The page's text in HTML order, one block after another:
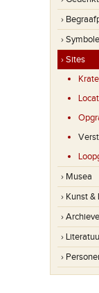
›
›
› Sites
› Musea
› Kunst
›
›
›